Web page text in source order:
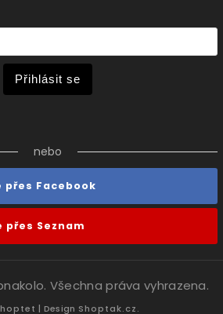
Přihlásit se
nebo
přes Facebook
přes Seznam
. Všechna práva vyhrazena.
| Design Shoptak.cz.